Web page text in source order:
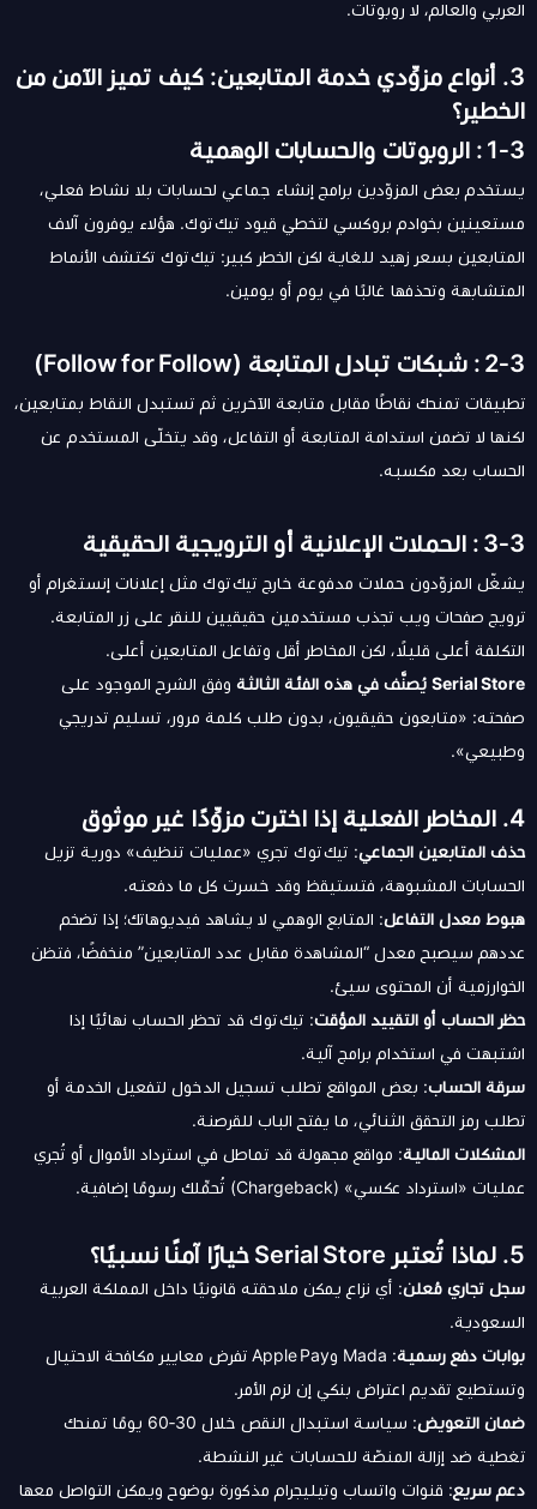
العربي والعالم، لا روبوتات.
3. أنواع مزوِّدي خدمة المتابعين: كيف تميز الآمن من
الخطير؟
3‑1 : الروبوتات والحسابات الوهمية
يستخدم بعض المزوّدين برامج إنشاء جماعي لحسابات بلا نشاط فعلي،
مستعينين بخوادم بروكسي لتخطي قيود تيك توك. هؤلاء يوفرون آلاف
المتابعين بسعر زهيد للغاية لكن الخطر كبير: تيك توك تكتشف الأنماط
المتشابهة وتحذفها غالبًا في يوم أو يومين.
3‑2 : شبكات تبادل المتابعة (Follow for Follow)
تطبيقات تمنحك نقاطًا مقابل متابعة الآخرين ثم تستبدل النقاط بمتابعين،
لكنها لا تضمن استدامة المتابعة أو التفاعل، وقد يتخلّى المستخدم عن
الحساب بعد مكسبه.
3‑3 : الحملات الإعلانية أو الترويجية الحقيقية
يشغّل المزوّدون حملات مدفوعة خارج تيك توك مثل إعلانات إنستغرام أو
ترويج صفحات ويب تجذب مستخدمين حقيقيين للنقر على زر المتابعة.
التكلفة أعلى قليلًا، لكن المخاطر أقل وتفاعل المتابعين أعلى.
Serial Store يُصنَّف في هذه الفئة الثالثة
وفق الشرح الموجود على
صفحته: «متابعون حقيقيون، بدون طلب كلمة مرور، تسليم تدريجي
وطبيعي».
4. المخاطر الفعلية إذا اخترت مزوِّدًا غير موثوق
حذف المتابعين الجماعي: تيك توك تجري «عمليات تنظيف» دورية تزيل
الحسابات المشبوهة، فتستيقظ وقد خسرت كل ما دفعته.
هبوط معدل التفاعل: المتابع الوهمي لا يشاهد فيديوهاتك؛ إذا تضخم
عددهم سيصبح معدل “المشاهدة مقابل عدد المتابعين” منخفضًا، فتظن
الخوارزمية أن المحتوى سيئ.
حظر الحساب أو التقييد المؤقت: تيك توك قد تحظر الحساب نهائيًا إذا
اشتبهت في استخدام برامج آلية.
سرقة الحساب: بعض المواقع تطلب تسجيل الدخول لتفعيل الخدمة أو
تطلب رمز التحقق الثنائي، ما يفتح الباب للقرصنة.
المشكلات المالية: مواقع مجهولة قد تماطل في استرداد الأموال أو تُجري
عمليات «استرداد عكسي» (Chargeback) تُحمِّلك رسومًا إضافية.
5. لماذا تُعتبر Serial Store خيارًا آمنًا نسبيًا؟
سجل تجاري مُعلن: أي نزاع يمكن ملاحقته قانونيًا داخل المملكة العربية
السعودية.
بوابات دفع رسمية
: Mada وApple Pay تفرض معايير مكافحة الاحتيال
وتستطيع تقديم اعتراض بنكي إن لزم الأمر.
ضمان التعويض
: سياسة استبدال النقص خلال 30‑60 يومًا تمنحك
تغطية ضد إزالة المنصّة للحسابات غير النشطة.
دعم سريع: قنوات واتساب وتيليجرام مذكورة بوضوح ويمكن التواصل معها